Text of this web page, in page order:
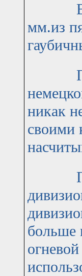
В
мм.из
никак
своими
При
больше